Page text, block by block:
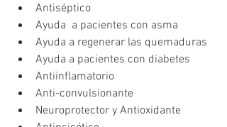
Antiséptico
Ayuda  a pacientes con asma
Ayuda a regenerar las quemaduras
Ayuda a pacientes con diabetes
Antiinflamatorio
Anti-convulsionante
Neuroprotector y Antioxidante